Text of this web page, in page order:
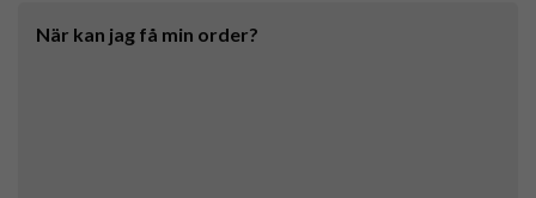
När kan jag få min order?